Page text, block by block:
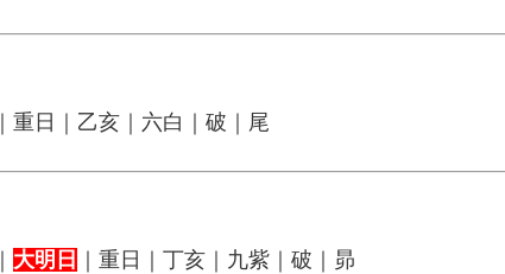
｜重日｜乙亥｜六白｜破｜尾
大明日 ｜重日｜丁亥｜九紫｜破｜昴